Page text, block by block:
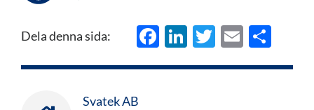
Dela denna sida: Facebook
LinkedIn
Twitter
Email
Svatek AB